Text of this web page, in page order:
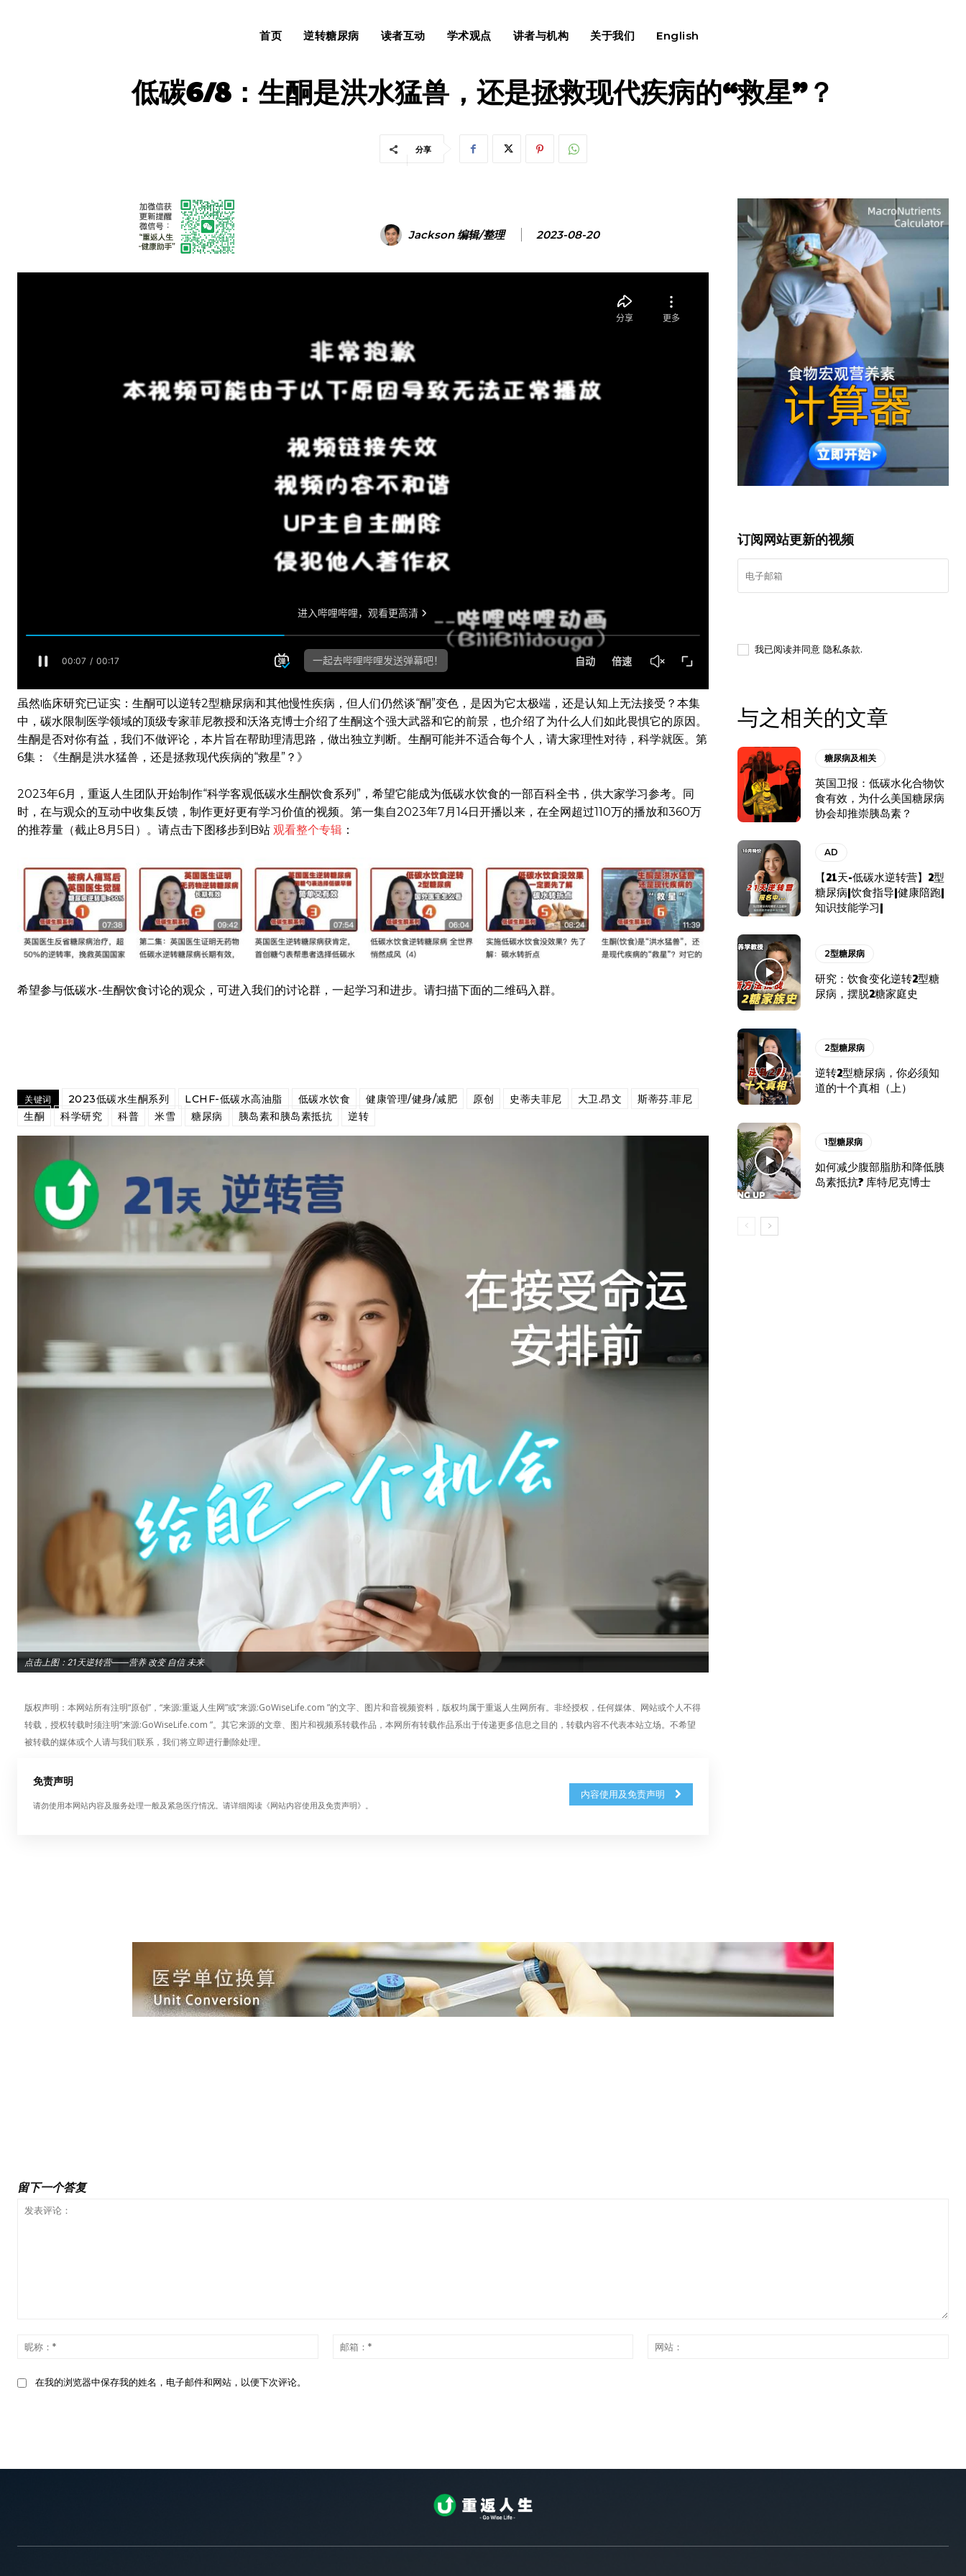
首页 逆转糖尿病 读者互动 学术观点 讲者与机构 关于我们 English
低碳6/8：生酮是洪水猛兽，还是拯救现代疾病的“救星”？
分享
Jackson 编辑/整理 2023-08-20
虽然临床研究已证实：生酮可以逆转2型糖尿病和其他慢性疾病，但人们仍然谈“酮”变色，是因为它太极端，还是认知上无法接受？本集
中，碳水限制医学领域的顶级专家菲尼教授和沃洛克博士介绍了生酮这个强大武器和它的前景，也介绍了为什么人们如此畏惧它的原因。
生酮是否对你有益，我们不做评论，本片旨在帮助理清思路，做出独立判断。生酮可能并不适合每个人，请大家理性对待，科学就医。第
6集：《生酮是洪水猛兽，还是拯救现代疾病的“救星”？》
2023年6月，重返人生团队开始制作“科学客观低碳水生酮饮食系列”，希望它能成为低碳水饮食的一部百科全书，供大家学习参考。同
时，在与观众的互动中收集反馈，制作更好更有学习价值的视频。第一集自2023年7月14日开播以来，在全网超过110万的播放和360万
的推荐量（截止8月5日）。请点击下图移步到B站 观看整个专辑 ：
希望参与低碳水-生酮饮食讨论的观众，可进入我们的讨论群，一起学习和进步。请扫描下面的二维码入群。
关键词 2023低碳水生酮系列 LCHF-低碳水高油脂 低碳水饮食 健康管理/健身/减肥 原创 史蒂夫菲尼 大卫.昂文
斯蒂芬.菲尼
生酮
科学研究 科普 米雪 糖尿病 胰岛素和胰岛素抵抗 逆转
点击上图：21天逆转营——营养 改变 自信 未来
版权声明：本网站所有注明“原创”，“来源:重返人生网”或“来源:GoWiseLife.com ”的文字、图片和音视频资料，版权均属于重返人生网所有。非经授权，任何媒体、网站或个人不得
转载，授权转载时须注明“来源:GoWiseLife.com ”。其它来源的文章、图片和视频系转载作品，本网所有转载作品系出于传递更多信息之目的，转载内容不代表本站立场。不希望
被转载的媒体或个人请与我们联系，我们将立即进行删除处理。
免责声明
请勿使用本网站内容及服务处理一般及紧急医疗情况。请详细阅读《网站内容使用及免责声明》。
内容使用及免责声明
订阅网站更新的视频
我已阅读并同意 隐私条款.
与之相关的文章
糖尿病及相关
英国卫报：低碳水化合物饮
食有效，为什么美国糖尿病
协会却推崇胰岛素？
AD
【21天-低碳水逆转营】2型
糖尿病|饮食指导|健康陪跑|
知识技能学习|
2型糖尿病
研究：饮食变化逆转2型糖
尿病，摆脱2糖家庭史
2型糖尿病
逆转2型糖尿病，你必须知
道的十个真相（上）
1型糖尿病
如何减少腹部脂肪和降低胰
岛素抵抗? 库特尼克博士
留下一个答复
表
在我的浏览器中保存我的姓名，电子邮件和网站，以便下次评论。